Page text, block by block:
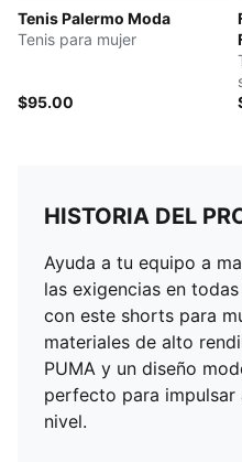
Tenis Palermo Moda
Tenis para mujer
$95.00
HISTORIA DEL
Ayuda a tu equipo a
las exigencias en
con este shorts para
materiales de alto
PUMA y un diseño
perfecto para
nivel.